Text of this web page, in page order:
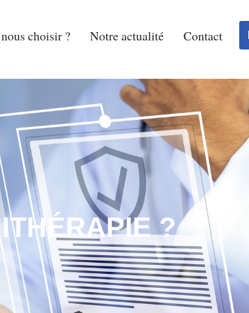
choisir ? Notre actualité Contact
?